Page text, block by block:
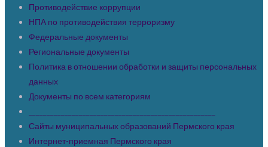
Противодействие коррупции
НПА по противодействия терроризму
Федеральные документы
Региональные документы
Политика в отношении обработки и защиты персональных
данных
Документы по всем категориям
Сайты муниципальных образований Пермского края
Интернет-приемная Пермского края